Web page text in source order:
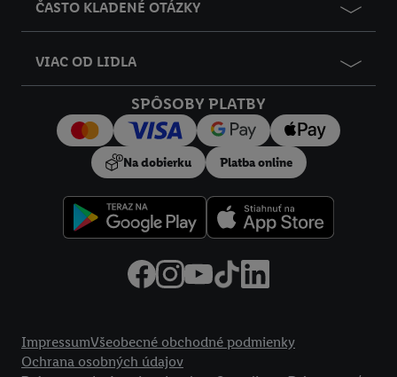
ČASTO KLADENÉ OTÁZKY
VIAC OD LIDLA
SPÔSOBY PLATBY
Na dobierku Platba online
ImpressumVšeobecné obchodné podmienky
Ochrana osobných údajov